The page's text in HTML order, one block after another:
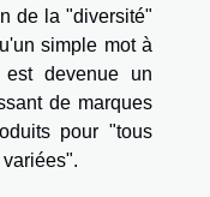
de la "diversité"
simple mot à
devenue un
de marques
pour "tous